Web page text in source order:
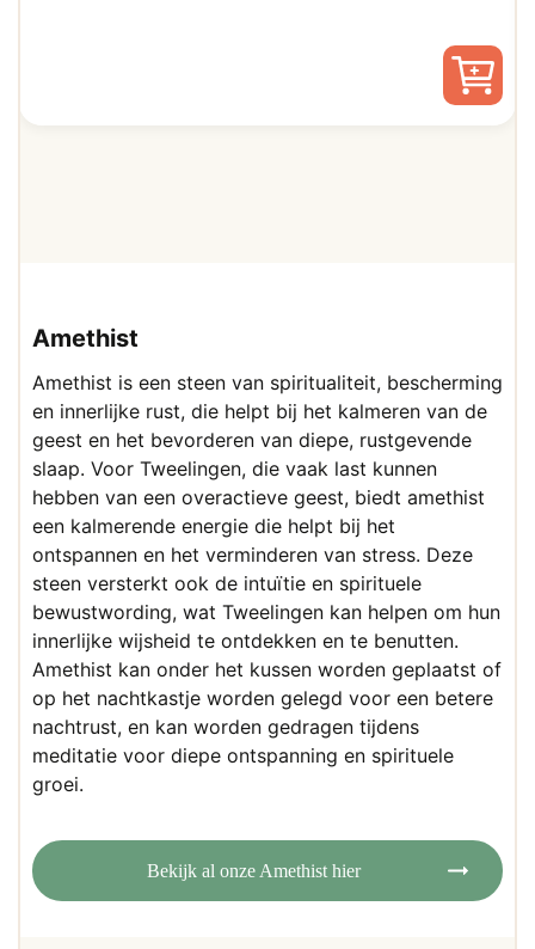
tot
de
productpagina
Amethist
Amethist is een steen van spiritualiteit, bescherming
en innerlijke rust, die helpt bij het kalmeren van de
geest en het bevorderen van diepe, rustgevende
slaap. Voor Tweelingen, die vaak last kunnen
hebben van een overactieve geest, biedt amethist
een kalmerende energie die helpt bij het
ontspannen en het verminderen van stress. Deze
steen versterkt ook de intuïtie en spirituele
bewustwording, wat Tweelingen kan helpen om hun
innerlijke wijsheid te ontdekken en te benutten.
Amethist kan onder het kussen worden geplaatst of
op het nachtkastje worden gelegd voor een betere
nachtrust, en kan worden gedragen tijdens
meditatie voor diepe ontspanning en spirituele
groei.
Bekijk al onze Amethist hier